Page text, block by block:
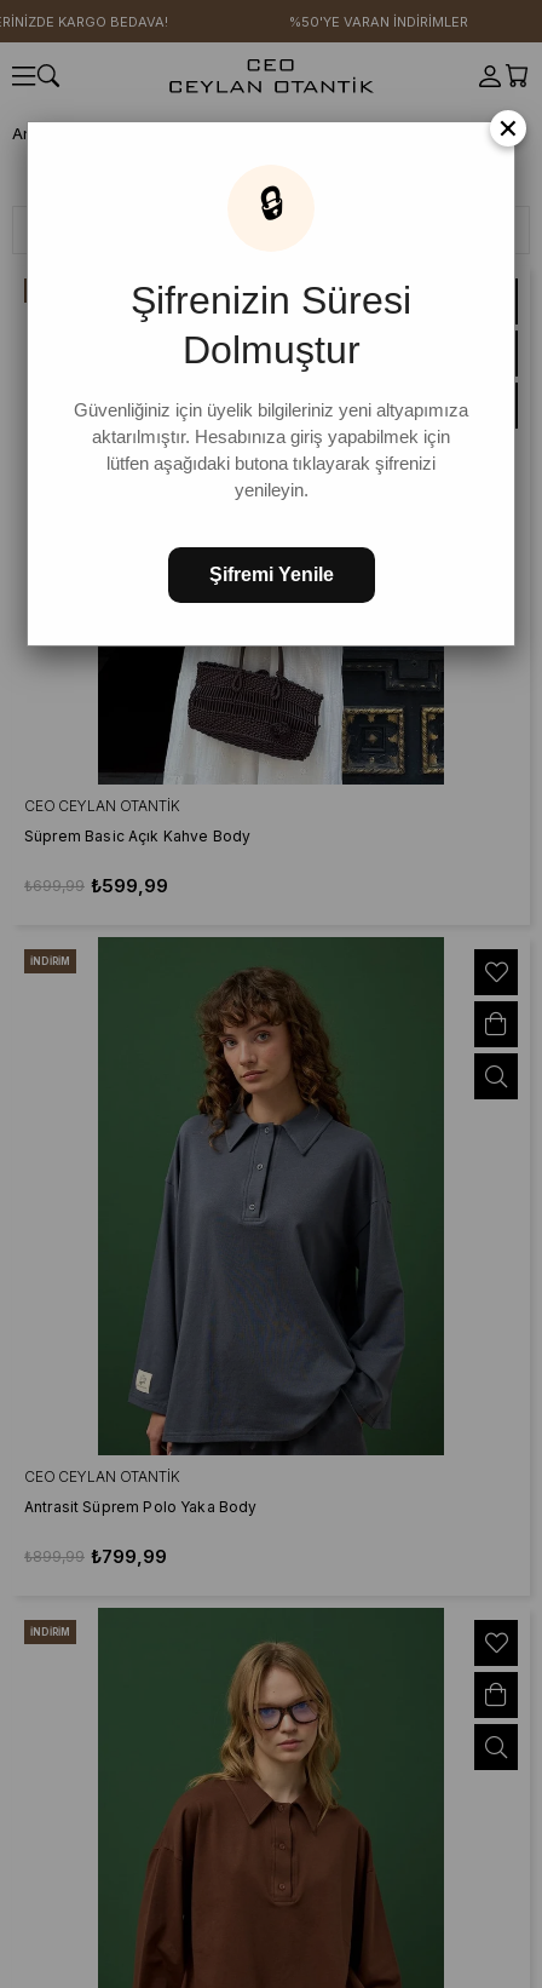
BEDAVA! %50'YE VARAN İNDİRİMLER
Anasayfa
Body / Tişört
CEO CEYLAN OTANTIK
Süprem Basic Açık Kahve Body
₺599,99
₺699,99
CEO CEYLAN OTANTIK
Antrasit Süprem Polo Yaka Body
₺799,99
₺899,99
İNDIRIM
İNDIRIM
×
🔒
Şifrenizin Süresi
Dolmuştur
Güvenliğiniz için üyelik bilgileriniz yeni altyapımıza
aktarılmıştır. Hesabınıza giriş yapabilmek için
lütfen aşağıdaki butona tıklayarak şifrenizi
yenileyin.
Şifremi Yenile